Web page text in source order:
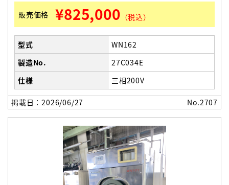
販売価格 ¥825,000 （税込）
型式
WN162
製造No.
27C034E
仕様
三相200V
掲載日：2026/06/27 No.2707